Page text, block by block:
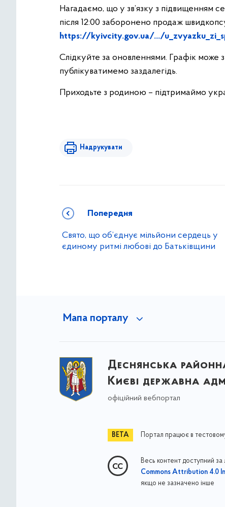
Нагадаємо, що у зв’язку з підвищенням
після 12:00 заборонено продаж
https://kyivcity.gov.ua/.../
Слідкуйте за оновленнями. Графік може
публікуватимемо заздалегідь.
Приходьте з родиною – підтримаймо
Надрукувати
Попередня
Свято, що об’єднує мільйони сердець у
єдиному ритмі любові до Батьківщини
Мапа порталу
Деснянська
Києві державна
офіційний вебпортал
Портал працює в
Весь контент доступний за
Commons Attribution 4.0
якщо не зазначено інше